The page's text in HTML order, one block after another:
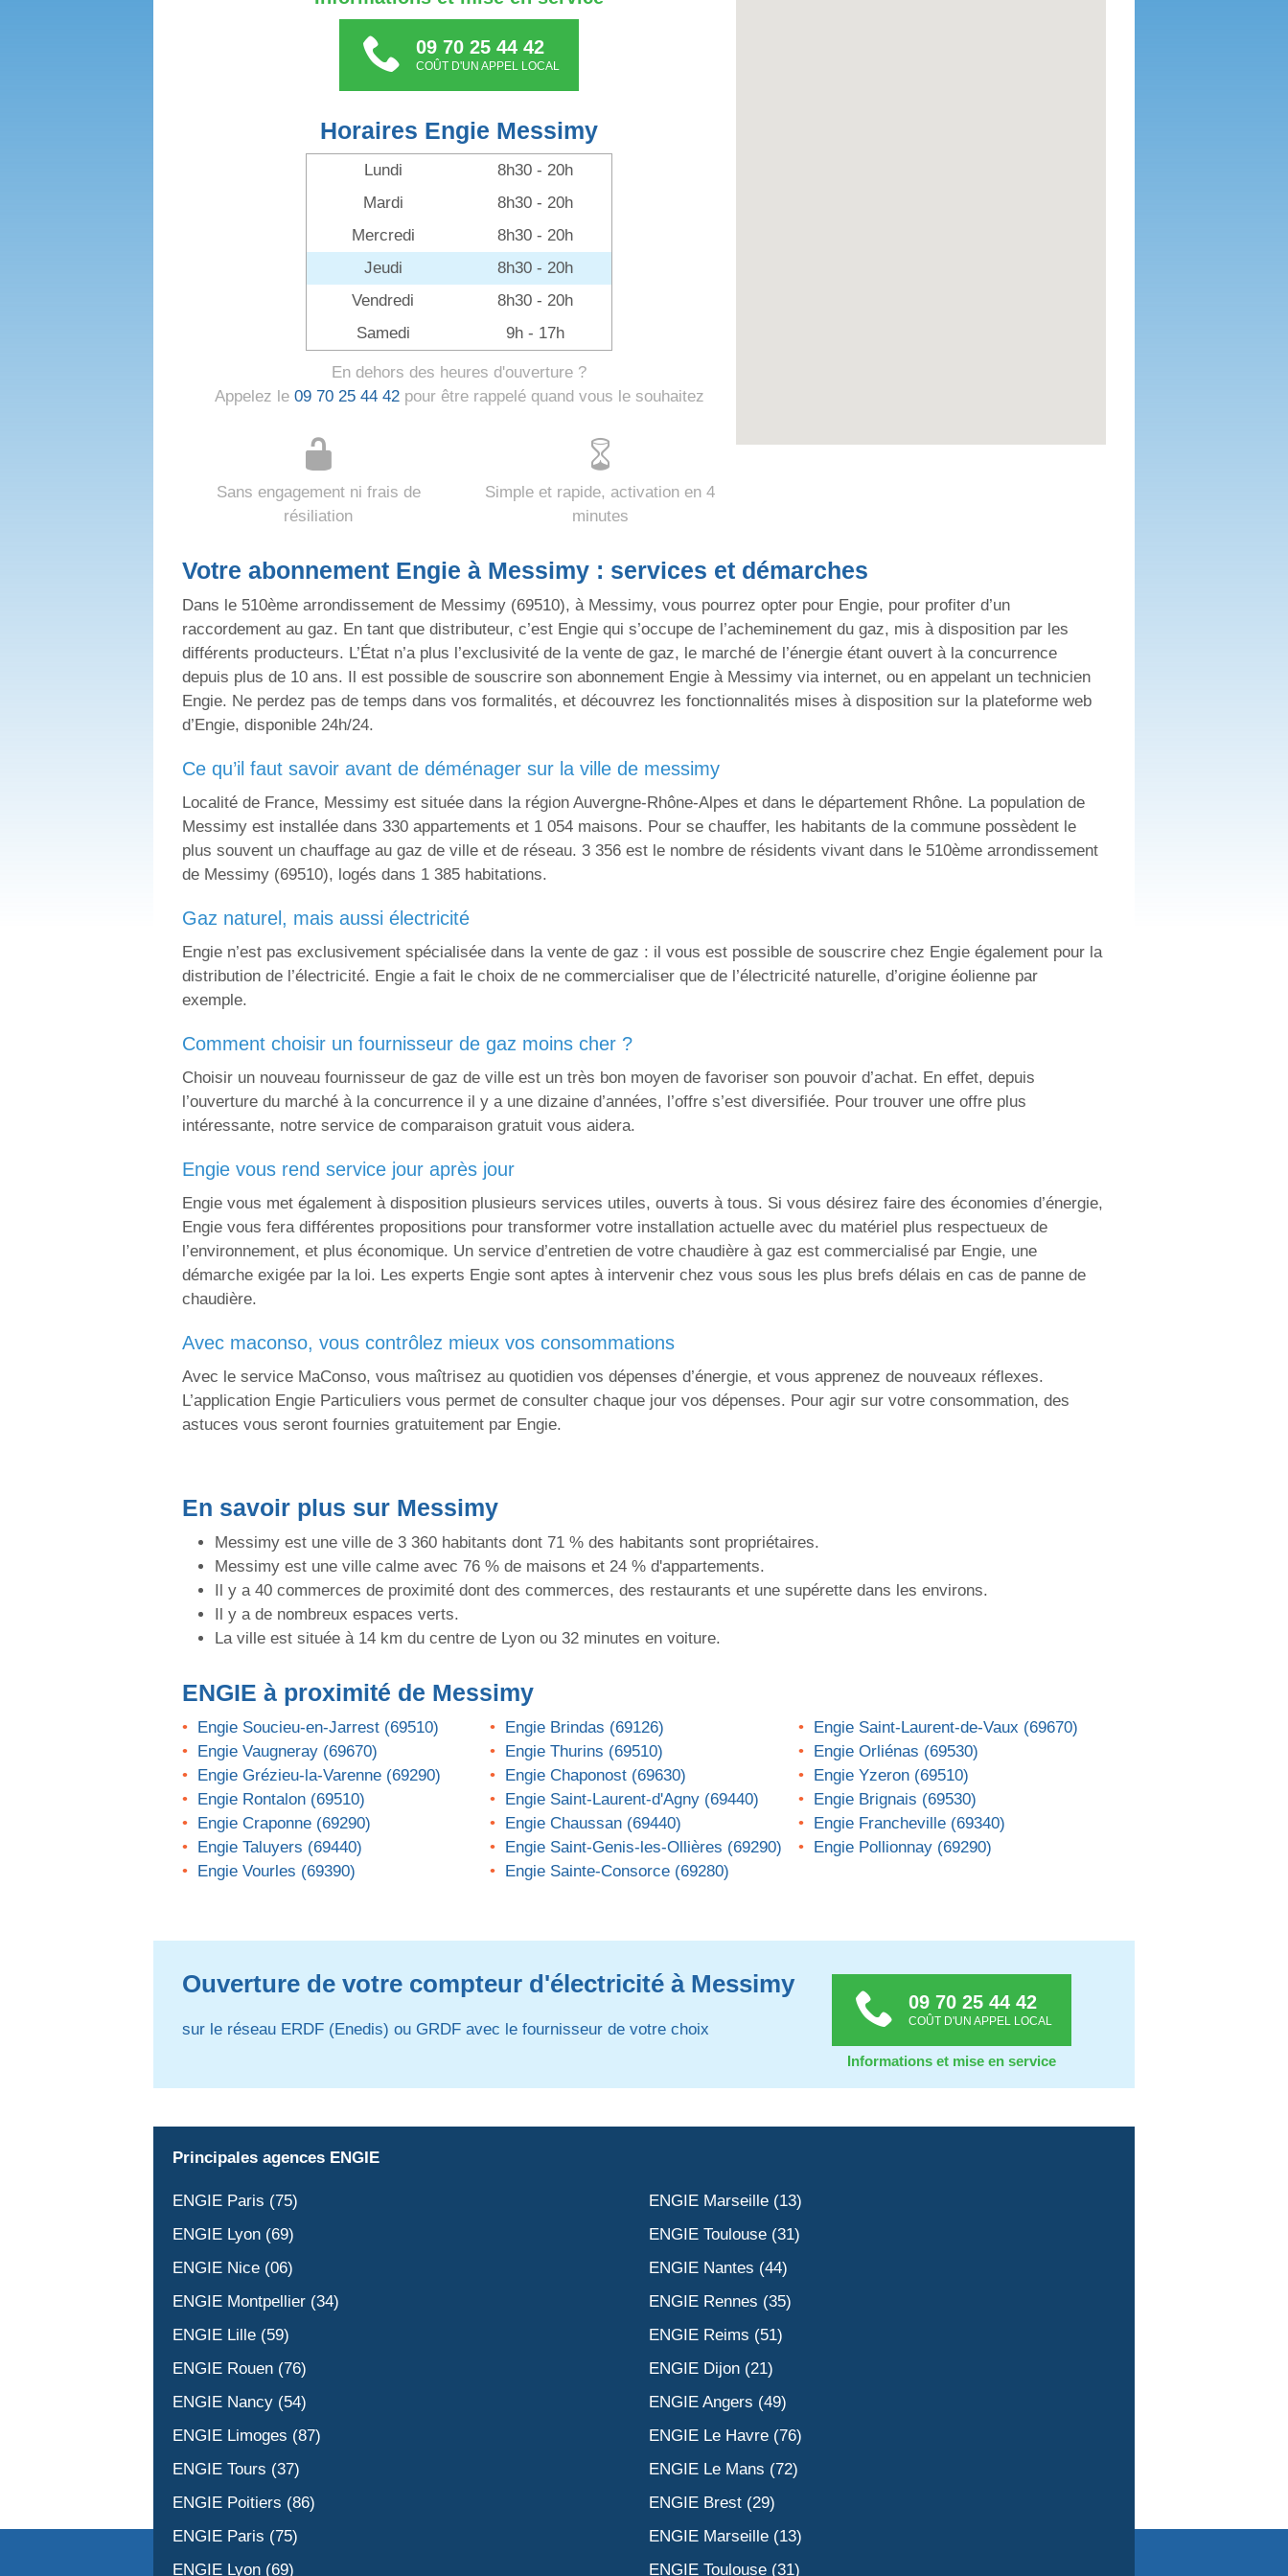
09 70 25 44 42
COÛT D'UN APPEL LOCAL
Horaires Engie Messimy
Lundi
8h30 - 20h
Mardi
8h30 - 20h
Mercredi
8h30 - 20h
Jeudi
8h30 - 20h
Vendredi
8h30 - 20h
Samedi
9h - 17h
En dehors des heures d'ouverture ?
Appelez le 09 70 25 44 42pour être rappelé quand vous le souhaitez
Sans engagement ni frais de
résiliation
Simple et rapide, activation en 4
minutes
Votre abonnement Engie à Messimy : services et démarches
Dans le 510ème arrondissement de Messimy (69510), à Messimy, vous pourrez opter pour Engie, pour profiter d’un
raccordement au gaz. En tant que distributeur, c’est Engie qui s’occupe de l’acheminement du gaz, mis à disposition par les
différents producteurs. L’État n’a plus l’exclusivité de la vente de gaz, le marché de l’énergie étant ouvert à la concurrence
depuis plus de 10 ans. Il est possible de souscrire son abonnement Engie à Messimy via internet, ou en appelant un technicien
Engie. Ne perdez pas de temps dans vos formalités, et découvrez les fonctionnalités mises à disposition sur la plateforme web
d’Engie, disponible 24h/24.
ce qu’il faut savoir avant de déménager sur la ville de messimy
Localité de France, Messimy est située dans la région Auvergne-Rhône-Alpes et dans le département Rhône. La population de
Messimy est installée dans 330 appartements et 1 054 maisons. Pour se chauffer, les habitants de la commune possèdent le
plus souvent un chauffage au gaz de ville et de réseau. 3 356 est le nombre de résidents vivant dans le 510ème arrondissement
de Messimy (69510), logés dans 1 385 habitations.
gaz naturel, mais aussi électricité
Engie n’est pas exclusivement spécialisée dans la vente de gaz : il vous est possible de souscrire chez Engie également pour la
distribution de l’électricité. Engie a fait le choix de ne commercialiser que de l’électricité naturelle, d’origine éolienne par
exemple.
comment choisir un fournisseur de gaz moins cher ?
Choisir un nouveau fournisseur de gaz de ville est un très bon moyen de favoriser son pouvoir d’achat. En effet, depuis
l’ouverture du marché à la concurrence il y a une dizaine d’années, l’offre s’est diversifiée. Pour trouver une offre plus
intéressante, notre service de comparaison gratuit vous aidera.
engie vous rend service jour après jour
Engie vous met également à disposition plusieurs services utiles, ouverts à tous. Si vous désirez faire des économies d’énergie,
Engie vous fera différentes propositions pour transformer votre installation actuelle avec du matériel plus respectueux de
l’environnement, et plus économique. Un service d’entretien de votre chaudière à gaz est commercialisé par Engie, une
démarche exigée par la loi. Les experts Engie sont aptes à intervenir chez vous sous les plus brefs délais en cas de panne de
chaudière.
avec maconso, vous contrôlez mieux vos consommations
Avec le service MaConso, vous maîtrisez au quotidien vos dépenses d’énergie, et vous apprenez de nouveaux réflexes.
L’application Engie Particuliers vous permet de consulter chaque jour vos dépenses. Pour agir sur votre consommation, des
astuces vous seront fournies gratuitement par Engie.
En savoir plus sur Messimy
Messimy est une ville de 3 360 habitants dont 71 % des habitants sont propriétaires.
Messimy est une ville calme avec 76 % de maisons et 24 % d'appartements.
Il y a 40 commerces de proximité dont des commerces, des restaurants et une supérette dans les environs.
Il y a de nombreux espaces verts.
La ville est située à 14 km du centre de Lyon ou 32 minutes en voiture.
ENGIE à proximité de Messimy
Engie Soucieu-en-Jarrest (69510) Engie Brindas (69126)
Engie Saint-Laurent-de-Vaux (69670)
Engie Vaugneray (69670)
Engie Thurins (69510)
Engie Orliénas (69530)
Engie Grézieu-la-Varenne (69290)
Engie Chaponost (69630)
Engie Yzeron (69510)
Engie Rontalon (69510)
Engie Saint-Laurent-d'Agny (69440)
Engie Brignais (69530)
Engie Craponne (69290)
Engie Chaussan (69440)
Engie Francheville (69340)
Engie Taluyers (69440)
Engie Saint-Genis-les-Ollières (69290)
Engie Pollionnay (69290)
Engie Vourles (69390)
Engie Sainte-Consorce (69280)
Ouverture de votre compteur d'électricité à Messimy
sur le réseau ERDF (Enedis) ou GRDF avec le fournisseur de votre choix
09 70 25 44 42
COÛT D'UN APPEL LOCAL
Informations et mise en service
Principales agences ENGIE
ENGIE Paris (75)
ENGIE Marseille (13)
ENGIE Lyon (69)
ENGIE Toulouse (31)
ENGIE Nice (06)
ENGIE Nantes (44)
ENGIE Montpellier (34)
ENGIE Rennes (35)
ENGIE Lille (59)
ENGIE Reims (51)
ENGIE Rouen (76)
ENGIE Dijon (21)
ENGIE Nancy (54)
ENGIE Angers (49)
ENGIE Limoges (87)
ENGIE Le Havre (76)
ENGIE Tours (37)
ENGIE Le Mans (72)
ENGIE Poitiers (86)
ENGIE Brest (29)
ENGIE Paris (75)
ENGIE Marseille (13)
ENGIE Lyon (69)
ENGIE Toulouse (31)